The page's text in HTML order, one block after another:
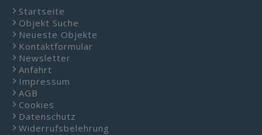
Startseite
Objekt Suche
Neueste Objekte
Kontaktformular
Newsletter
Anfahrt
Impressum
AGB
Cookies
Datenschutz
Widerrufsbelehrung